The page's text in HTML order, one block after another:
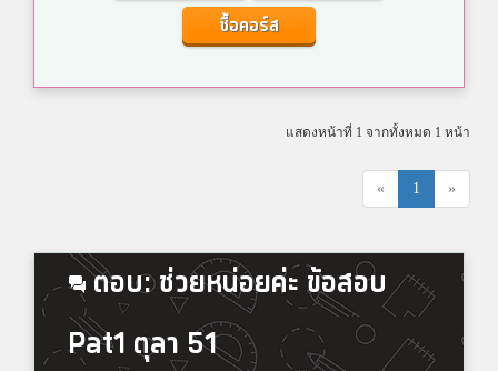
ซื้อคอร์ส
แสดงหน้าที่ 1 จากทั้งหมด 1 หน้า
« 1 »
ตอบ: ช่วยหน่อยค่ะ ข้อสอบ
Pat1 ตุลา 51